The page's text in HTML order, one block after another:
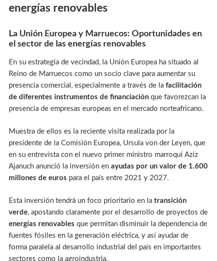
energías renovables
La Unión Europea y Marruecos: Oportunidades en
el sector de las energías renovables
En su estrategia de vecindad, la Unión Europea ha situado al
Reino de Marruecos como un socio clave para aumentar su
presencia comercial, especialmente a través de la facilitación
de diferentes instrumentos de financiaciónque favorezcan la
presencia de empresas europeas en el mercado norteafricano.
Muestra de ellos es la reciente visita realizada por la
presidente de la Comisión Europea, Ursula von der Leyen, que
en su entrevista con el nuevo primer ministro marroquí Aziz
Ajanuch anunció la inversión en ayudas por un valor de 1.600
millones de euros para el país entre 2021 y 2027.
Esta inversión tendrá un foco prioritario en la transición
verde, apostando claramente por el desarrollo de proyectos de
energías renovables que permitan disminuir la dependencia de
fuentes fósiles en la generación eléctrica, y así ayudar de
forma paralela al desarrollo industrial del país en importantes
sectores como la agroindustria.